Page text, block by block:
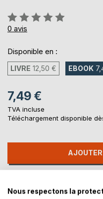
Évaluation:
0%
0 avis
Disponible en :
LIVRE 12,50 € EBOOK
7,49 €
TVA incluse
Téléchargement disponible
Laisser un avis
Nous respectons la